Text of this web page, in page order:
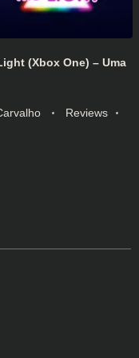
(Xbox One) – Uma
Reviews